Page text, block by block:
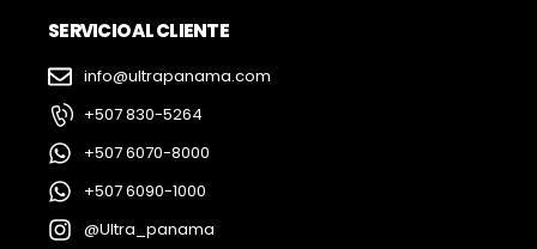
SERVICIO AL CLIENTE
info@ultrapanama.com
+507 830-5264
+507 6070-8000
+507 6090-1000
@Ultra_panama